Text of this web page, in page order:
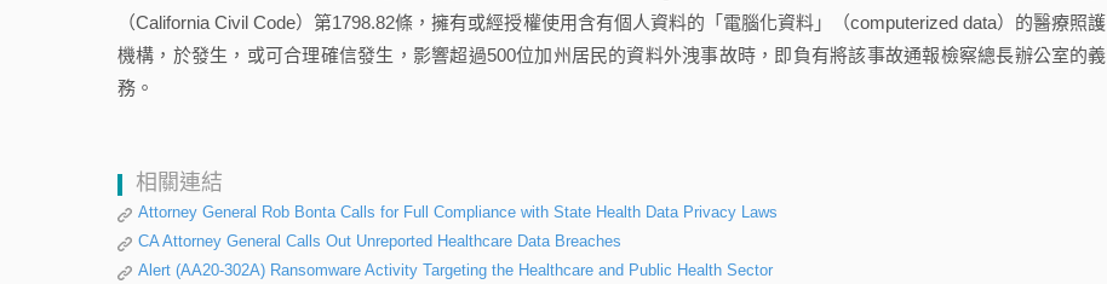
（California Civil Code）第1798.82條，擁有或經授權使用含有個人資料的「電腦化資料」（computerized data）的醫療照護
機構，於發生，或可合理確信發生，影響超過500位加州居民的資料外洩事故時，即負有將該事故通報檢察總長辦公室的義
務。
相關連結
Attorney General Rob Bonta Calls for Full Compliance with State Health Data Privacy Laws
CA Attorney General Calls Out Unreported Healthcare Data Breaches
Alert (AA20-302A) Ransomware Activity Targeting the Healthcare and Public Health Sector